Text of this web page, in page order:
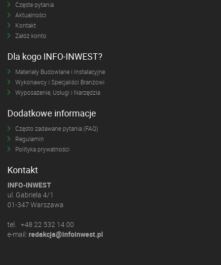
Częste pytania
Aktualności
Kontakt
Załóż konto
Dla kogo INFO-INWEST?
Materiały Budowlane i Instalacyjne
Wykonawcy i Specjaliści Branżowi
Wyposażenie, Usługi i Narzędzia
Dodatkowe informacje
Często zadawane pytania (FAQ)
Regulamin
Polityka prywatności
Kontakt
INFO-INWEST
ul. Gabriela 4/1
01-347 Warszawa
tel. +48 22 532 14 00
e-mail: redakcja@infoinwest.pl